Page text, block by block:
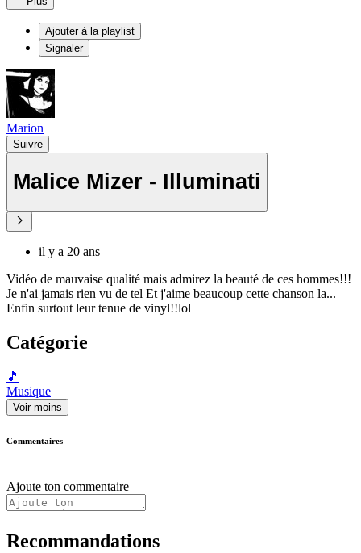
Ajouter à la playlist
Signaler
Marion
Suivre
Malice Mizer - Illuminati
il y a 20 ans
Vidéo de mauvaise qualité mais admirez la beauté de ces hommes!!!
Je n'ai jamais rien vu de tel Et j'aime beaucoup cette chanson la...
Enfin surtout leur tenue de vinyl!!lol
Catégorie
🎵
Musique
Voir moins
Commentaires
Ajoute ton commentaire
Recommandations